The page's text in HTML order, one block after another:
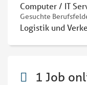
Computer / IT
Gesuchte
Logistik und
1 Job